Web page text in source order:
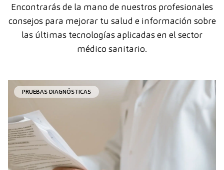
Encontrarás de la mano de nuestros profesionales
consejos para mejorar tu salud e información sobre
las últimas tecnologías aplicadas en el sector
médico sanitario.
PRUEBAS DIAGNÓSTICAS